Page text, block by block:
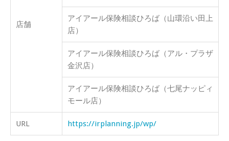
店舗
アイアール保険相談ひろば（山環沿い田上
店）
アイアール保険相談ひろば（アル・プラザ
金沢店）
アイアール保険相談ひろば（七尾ナッピィ
モール店）
URL https://irplanning.jp/wp/